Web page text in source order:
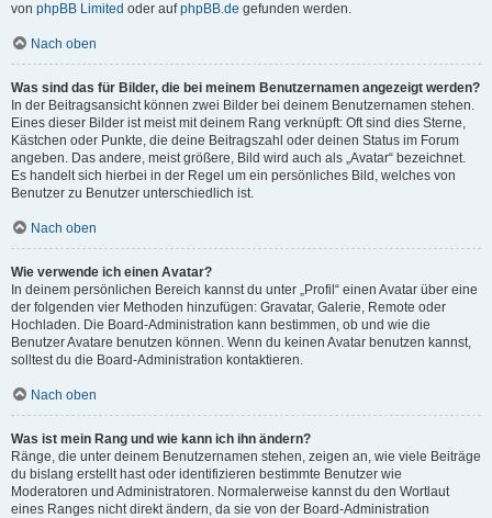
von phpBB Limited oder aufphpBB.de gefunden werden.
Nach oben
Was sind das für Bilder, die bei meinem Benutzernamen angezeigt werden?
In der Beitragsansicht können zwei Bilder bei deinem Benutzernamen stehen.
Eines dieser Bilder ist meist mit deinem Rang verknüpft: Oft sind dies Sterne,
Kästchen oder Punkte, die deine Beitragszahl oder deinen Status im Forum
angeben. Das andere, meist größere, Bild wird auch als „Avatar“ bezeichnet.
Es handelt sich hierbei in der Regel um ein persönliches Bild, welches von
Benutzer zu Benutzer unterschiedlich ist.
Nach oben
Wie verwende ich einen Avatar?
In deinem persönlichen Bereich kannst du unter „Profil“ einen Avatar über eine
der folgenden vier Methoden hinzufügen: Gravatar, Galerie, Remote oder
Hochladen. Die Board-Administration kann bestimmen, ob und wie die
Benutzer Avatare benutzen können. Wenn du keinen Avatar benutzen kannst,
solltest du die Board-Administration kontaktieren.
Nach oben
Was ist mein Rang und wie kann ich ihn ändern?
Ränge, die unter deinem Benutzernamen stehen, zeigen an, wie viele Beiträge
du bislang erstellt hast oder identifizieren bestimmte Benutzer wie
Moderatoren und Administratoren. Normalerweise kannst du den Wortlaut
eines Ranges nicht direkt ändern, da sie von der Board-Administration